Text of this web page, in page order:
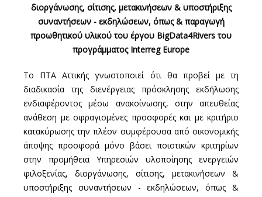
διοργάνωσης, σίτισης, μετακινήσεων & υποστήριξης
συναντήσεων - εκδηλώσεων, όπως & παραγωγή
προωθητικού υλικού του έργου BigData4Rivers του
προγράμματος Interreg Europe
Το ΠΤΑ Αττικής γνωστοποιεί ότι θα προβεί με τη
διαδικασία της διενέργειας πρόσκλησης εκδήλωσης
ενδιαφέροντος μέσω ανακοίνωσης, στην απευθείας
ανάθεση με σφραγισμένες προσφορές και με κριτήριο
κατακύρωσης την πλέον συμφέρουσα από οικονομικής
άποψης προσφορά μόνο βάσει ποιοτικών κριτηρίων
στην προμήθεια Υπηρεσιών υλοποίησης ενεργειών
φιλοξενίας, διοργάνωσης, σίτισης, μετακινήσεων &
υποστήριξης συναντήσεων - εκδηλώσεων, όπως &